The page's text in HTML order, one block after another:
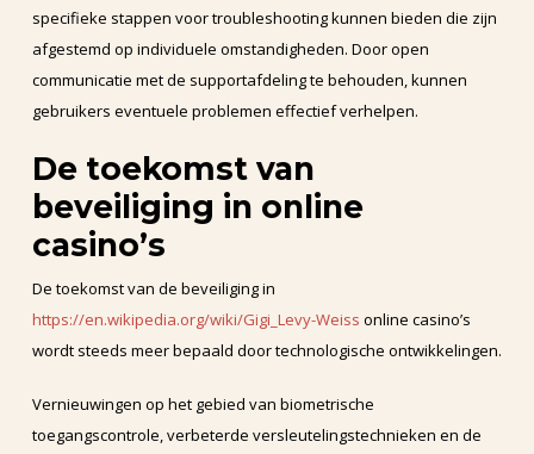
specifieke stappen voor troubleshooting kunnen bieden die zijn
afgestemd op individuele omstandigheden. Door open
communicatie met de supportafdeling te behouden, kunnen
gebruikers eventuele problemen effectief verhelpen.
De toekomst van
beveiliging in online
casino’s
De toekomst van de beveiliging in
https://en.wikipedia.org/wiki/Gigi_Levy-Weiss online casino’s
wordt steeds meer bepaald door technologische ontwikkelingen.
Vernieuwingen op het gebied van biometrische
toegangscontrole, verbeterde versleutelingstechnieken en de